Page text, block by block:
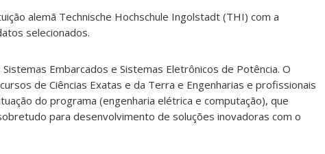
alemã Technische Hochschule Ingolstadt (THI) com a
selecionados.
Embarcados e Sistemas Eletrônicos de Potência. O
de Ciências Exatas e da Terra e Engenharias e profissionais
do programa (engenharia elétrica e computação), que
para desenvolvimento de soluções inovadoras com o